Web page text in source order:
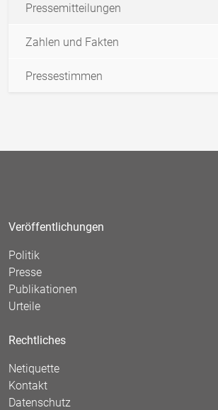
Pressemitteilungen
Zahlen und Fakten
Pressestimmen
Veröffentlichungen
Politik
Presse
Publikationen
Urteile
Rechtliches
Netiquette
Kontakt
Datenschutz